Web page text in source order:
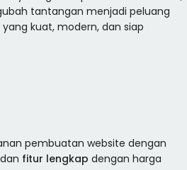
tantangan menjadi peluang
kuat, modern, dan siap
pembuatan website dengan
dan fitur lengkap dengan harga